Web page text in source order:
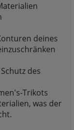
deines
des
Trikots
was der